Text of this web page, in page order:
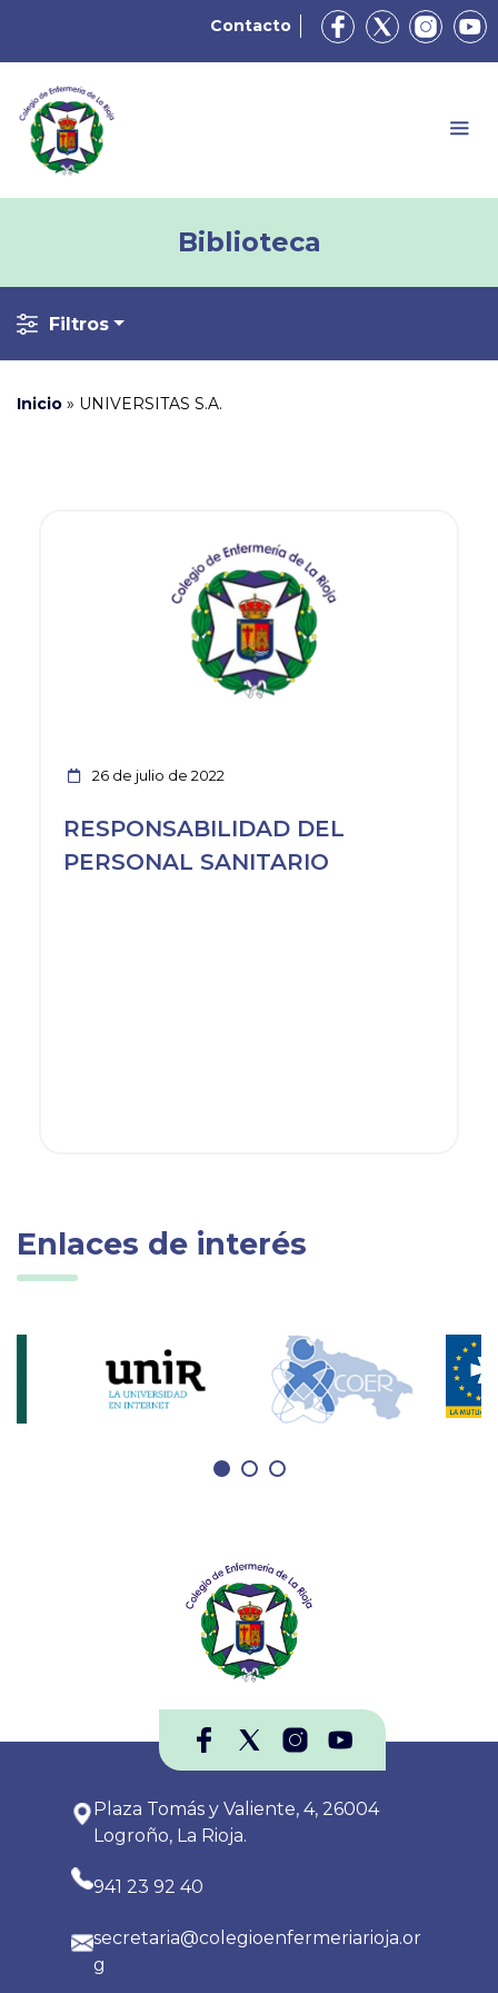
Contacto
Biblioteca
Filtros
Inicio » UNIVERSITAS S.A.
26 de julio de 2022
RESPONSABILIDAD DEL
PERSONAL SANITARIO
Enlaces de interés
Plaza Tomás y Valiente, 4, 26004
Logroño, La Rioja.
941 23 92 40
secretaria@colegioenfermeriarioja.or
g